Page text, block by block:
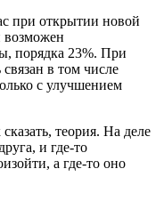
при открытии новой
возможен
порядка 23%. При
в том числе
с улучшением
теория. На деле
и где-то
а где-то оно